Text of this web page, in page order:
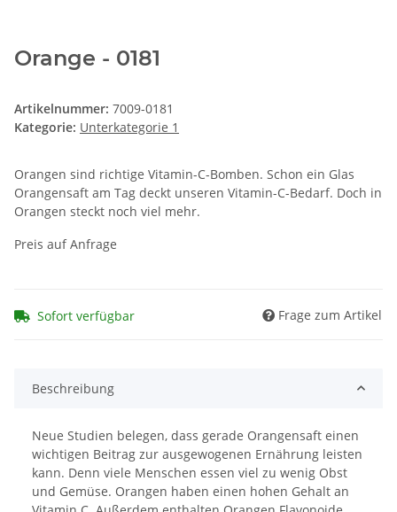
Orange - 0181
Artikelnummer: 7009-0181
Kategorie: Unterkategorie 1
Orangen sind richtige Vitamin-C-Bomben. Schon ein Glas
Orangensaft am Tag deckt unseren Vitamin-C-Bedarf. Doch in
Orangen steckt noch viel mehr.
Preis auf Anfrage
Sofort verfügbar Frage zum Artikel
Beschreibung
Neue Studien belegen, dass gerade Orangensaft einen
wichtigen Beitrag zur ausgewogenen Ernährung leisten
kann. Denn viele Menschen essen viel zu wenig Obst
und Gemüse. Orangen haben einen hohen Gehalt an